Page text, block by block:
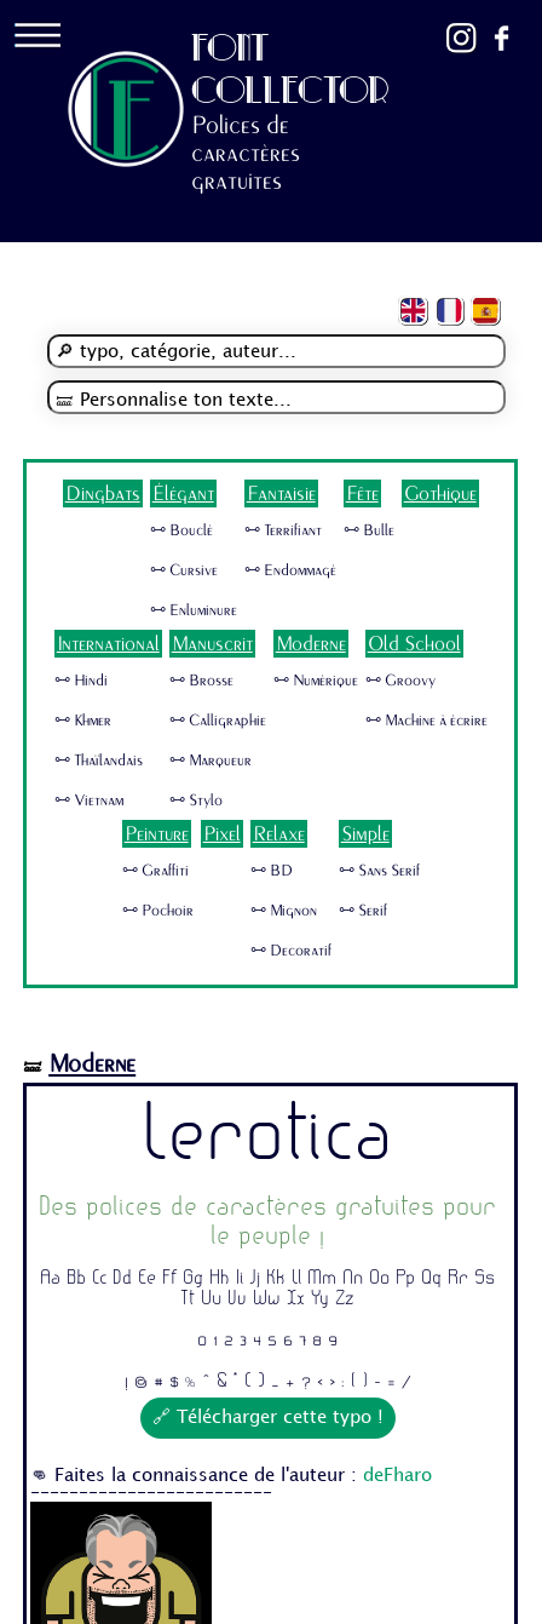
FONT
COLLECTOR
Polices de
caractères
gratuites
Dingbats Élégant
🜺 Bouclé
🜺 Cursive
🜺 Enluminure
Fantaisie
🜺 Terrifiant
🜺 Endommagé
Fête
🜺 Bulle
Gothique
International
🜺 Hindi
🜺 Khmer
🜺 Thaïlandais
🜺 Vietnam
Manuscrit
🜺 Brosse
🜺 Calligraphie
🜺 Marqueur
🜺 Stylo
Moderne
🜺 Numérique
Old School
🜺 Groovy
🜺 Machine à écrire
Peinture
🜺 Graffiti
🜺 Pochoir
Pixel Relaxe
🜺 BD
🜺 Mignon
🜺 Decoratif
Simple
🜺 Sans Serif
🜺 Serif
🝛 Moderne
Lerotica
Des polices de caractères gratuites pour
le peuple !
Aa Bb Cc Dd Ee Ff Gg Hh Ii Jj Kk Ll Mm Nn Oo Pp Qq Rr Ss
Tt Uu Vv Ww Xx Yy Zz
0 1 2 3 4 5 6 7 8 9
! @ # $ % ^ & * ( ) _ + ? < > : [ ] - = /
🔗 Télécharger cette typo !
👊 Faites la connaissance de l'auteur :deFharo
-------------------------